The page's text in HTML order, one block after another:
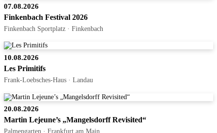
07.08.2026
Finkenbach Festival 2026
Finkenbach Sportplatz · Finkenbach
10.08.2026
Les Primitifs
Frank-Loebsches-Haus · Landau
20.08.2026
Martin Lejeune’s „Mangelsdorff Revisited“
Palmengarten · Frankfurt am Main